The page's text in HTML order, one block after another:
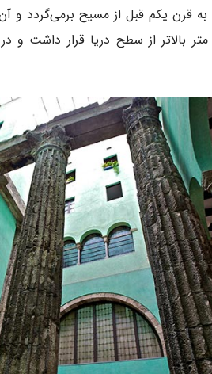
داده بودند. این تپه ۱۶ متر بالاتر از سطح دریا